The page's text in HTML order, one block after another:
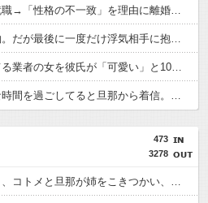
専業主婦の嫁が就職→「性格の不一致」を理由に離婚を要求。そして嫁から内容証明が届いた。俺の不倫がバレていた
本命の彼氏と婚約。だが最後に一度だけ浮気相手に抱かれて妊娠した。
職場に出入りしてる業者の女を彼氏が「可愛い」と10回連呼して不快。ムカつくのは普通？
私が鬼彼と濃厚な時間を過ごしてると旦那から着信。その数なんと20回wwww
473
3278
【復讐の鬼】トメ、コトメと旦那が姉をこきつかい、生ﾀﾋにかかわる病にかかってるのに放置 結局家族旅行の留守番中に姉は亡くなった → 私は復讐を決意し包丁を持って…